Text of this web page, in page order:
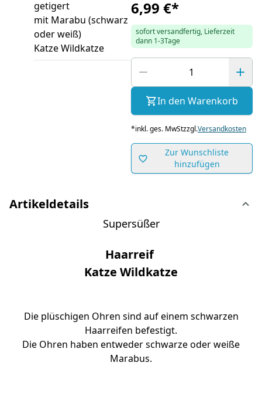
getigert
mit Marabu (schwarz
oder weiß)
Katze Wildkatze
6,99 €*
sofort versandfertig, Lieferzeit
dann 1-3Tage
In den Warenkorb
*inkl. ges. MwStzzgl.Versandkosten
Zur Wunschliste
hinzufügen
Artikeldetails
Supersüßer
Haarreif
Katze Wildkatze
Die plüschigen Ohren sind auf einem schwarzen
Haarreifen befestigt.
Die Ohren haben entweder schwarze oder weiße
Marabus.